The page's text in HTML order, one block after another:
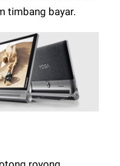
timbang bayar.